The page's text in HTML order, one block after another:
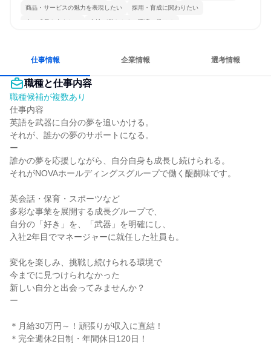
商品・サービスの魅力を表現したい 採用・育成に関わりたい
人の成長を支えたい 女性が働きやすい環境で働ける
仕事情報 企業情報 選考情報
職種と仕事内容
職種候補が複数あり
仕事内容
英語を武器に自分の夢を追いかける。
それが、誰かの夢のサポートになる。
ー
誰かの夢を応援しながら、自分自身も成長し続けられる。
それがNOVAホールディングスグループで働く醍醐味です。
英会話・保育・スポーツなど
多彩な事業を展開する成長グループで、
自分の「好き」を、「武器」を明確にし、
入社2年目でマネージャーに就任した社員も。
変化を楽しみ、挑戦し続けられる環境で
今までに見つけられなかった
新しい自分と出会ってみませんか？
ー
＊月給30万円～！頑張りが収入に直結！
＊完全週休2日制・年間休日120日！